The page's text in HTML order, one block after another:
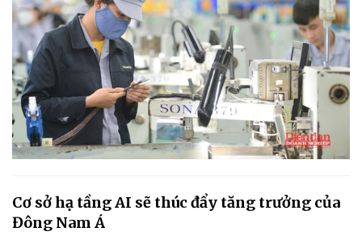
Cơ sở hạ tầng AI sẽ thúc đẩy tăng trưởng của
Đông Nam Á